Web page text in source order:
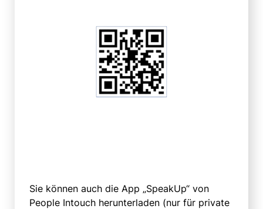
Sie können auch die App „SpeakUp“ von
People Intouch herunterladen (nur für private